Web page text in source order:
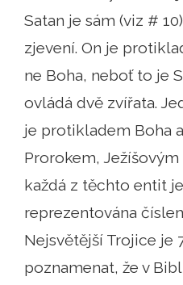
Satan je sám (viz #
zjevení. On je
ne Boha, neboť to je
ovládá dvě zvířata.
je protikladem Boha
Prorokem,
každá z těchto entit
reprezentována
Nejsvětější Trojice je
poznamenat, že v